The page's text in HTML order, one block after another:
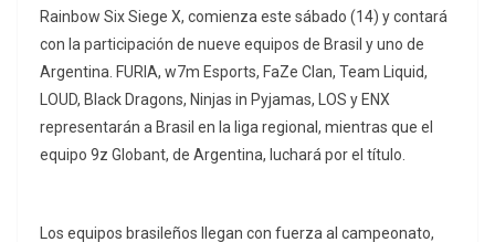
Rainbow Six Siege X, comienza este sábado (14) y contará
con la participación de nueve equipos de Brasil y uno de
Argentina. FURIA, w7m Esports, FaZe Clan, Team Liquid,
LOUD, Black Dragons, Ninjas in Pyjamas, LOS y ENX
representarán a Brasil en la liga regional, mientras que el
equipo 9z Globant, de Argentina, luchará por el título.
Los equipos brasileños llegan con fuerza al campeonato,